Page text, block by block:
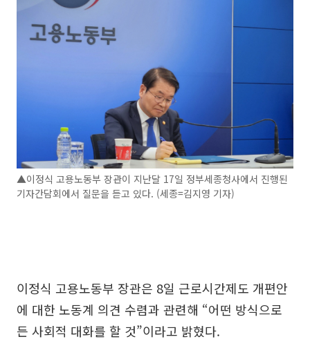
▲이정식 고용노동부 장관이 지난달 17일 정부세종청사에서 진행된
기자간담회에서 질문을 듣고 있다. (세종=김지영 기자)
이정식 고용노동부 장관은 8일 근로시간제도 개편안
에 대한 노동계 의견 수렴과 관련해 “어떤 방식으로
든 사회적 대화를 할 것”이라고 밝혔다.